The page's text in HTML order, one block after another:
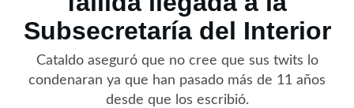
Subsecretaría del Interior
Cataldo aseguró que no cree que sus twits lo
condenaran ya que han pasado más de 11 años
desde que los escribió.